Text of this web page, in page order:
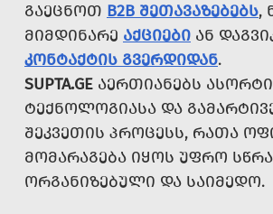
ᲒᲐᲔᲪᲜᲝᲗ B2B ᲨᲔᲗᲐᲕᲐᲖᲔᲑᲔᲑᲡ,
ᲛᲘᲛᲓᲘᲜᲐᲠᲔ ᲐᲥᲪᲘᲔᲑᲘ ᲐᲜ
ᲙᲝᲜᲢᲐᲥᲢᲘᲡ ᲒᲕᲔᲠᲓᲘᲓᲐᲜ.
SUPTA.GE ᲐᲔᲠᲗᲘᲐᲜᲔᲑᲡ
ᲢᲔᲥᲜᲝᲚᲝᲒᲘᲐᲡᲐ ᲓᲐ
ᲨᲔᲙᲕᲔᲗᲘᲡ ᲞᲠᲝᲪᲔᲡᲡ, ᲠᲐᲗᲐ
ᲛᲝᲛᲐᲠᲐᲒᲔᲑᲐ ᲘᲧᲝᲡ ᲣᲤᲠᲝ
ᲝᲠᲒᲐᲜᲘᲖᲔᲑᲣᲚᲘ ᲓᲐ ᲡᲐᲘᲛᲔᲓᲝ.